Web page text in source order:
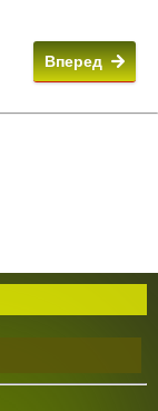
Вперед